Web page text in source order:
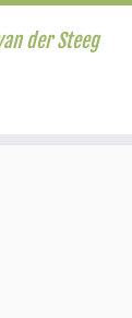
der Steeg